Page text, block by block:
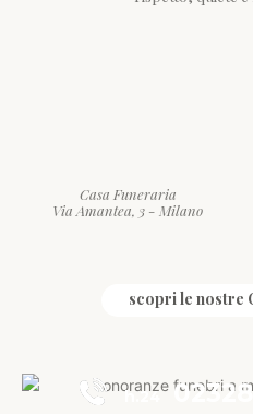
Casa Funeraria
Via Amantea, 3 - Milano
scopri le nostre
h.24